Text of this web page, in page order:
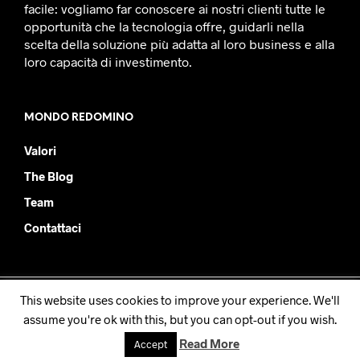
facile: vogliamo far conoscere ai nostri clienti tutte le
opportunità che la tecnologia offre, guidarli nella
scelta della soluzione più adatta al loro business e alla
loro capacità di investimento.
MONDO REDOMINO
Valori
The Blog
Team
Contattaci
Redomino SRL - PIVA IT08877930019
This website uses cookies to improve your experience. We'll
assume you're ok with this, but you can opt-out if you wish.
Accept Read More